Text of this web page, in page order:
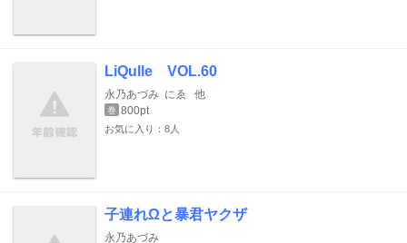
LiQulle VOL.60
永乃あづみ にゑ 他
巻 800pt
お気に入り：8人
子連れΩと暴君ヤクザ
永乃あづみ